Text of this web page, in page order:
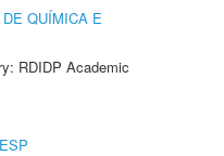
QUÍMICA E
RDIDP Academic